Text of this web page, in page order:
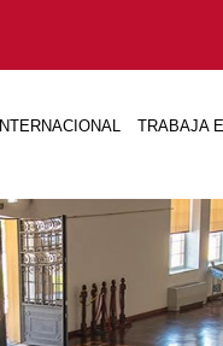
INTERNACIONAL TRABAJA